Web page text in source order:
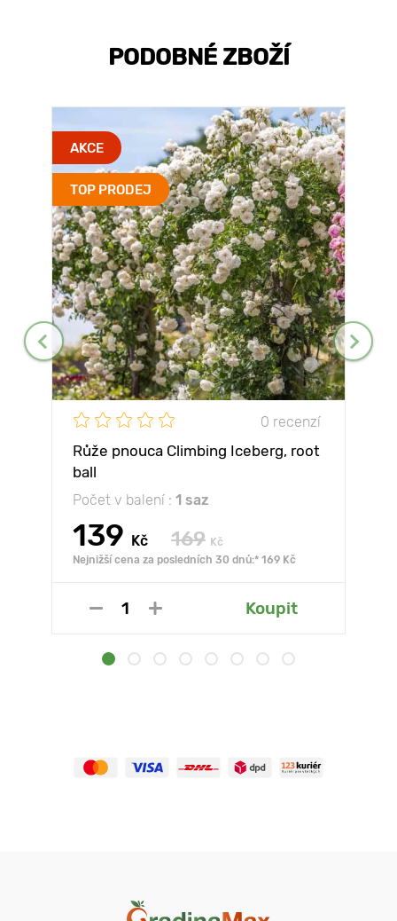
PODOBNÉ ZBOŽÍ
AKCE
TOP PRODEJ
0 recenzí
Růže pnouca Climbing Iceberg, root
ball
Počet v balení : 1 saz
139 Kč 169 Kč
Nejnižší cena za posledních 30 dnů:* 169 Kč
Koupit